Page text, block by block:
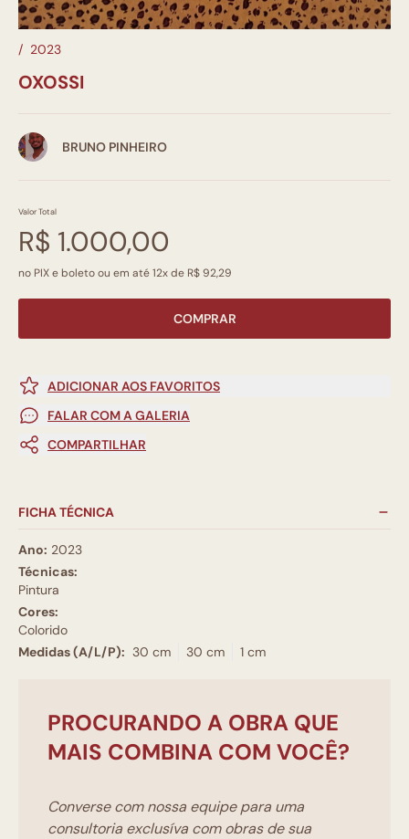
/ 2023
OXOSSI
BRUNO PINHEIRO
Valor Total
R$ 1.000,00
no PIX e boleto ou em até 12x de R$ 92,29
COMPRAR
ADICIONAR AOS FAVORITOS
FALAR COM A GALERIA
COMPARTILHAR
FICHA TÉCNICA
Ano: 2023
Técnicas:
Pintura
Cores:
Colorido
Medidas (A/L/P): 30 cm 30 cm 1 cm
PROCURANDO A OBRA QUE
MAIS COMBINA COM VOCÊ?
Converse com nossa equipe para uma
consultoria exclusíva com obras de sua